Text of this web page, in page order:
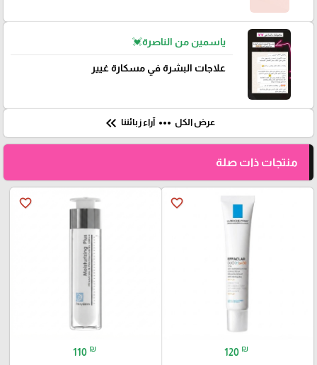
ياسمين من الناصرة💓
علاجات البشرة في مسكارة غيير
عرض الكل more_horiz آراء زبائننا keyboard_double_arrow_left
منتجات ذات صلة
favorite_border
120 ₪
favorite_border
110 ₪